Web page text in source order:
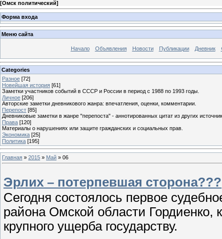
[Омск политический]
Форма входа
Меню сайта
Начало Объявления Новости Публикации Дневник
Categories
Разное [72]
Новейшая история [61]
Заметки участников событий в СССР и России в период с 1988 по 1993 годы.
Личное [206]
Авторские заметки дневникового жанра: впечатления, оценки, комментарии.
Перепост [85]
Дневниковые заметки в жанре "перепоста" - аннотированных цитат из других
Права [120]
Материалы о нарушениях или защите гражданских и социальных прав.
Экономика [25]
Политика [195]
Главная » 2015 » Май » 06
Эрлих – потерпевшая сторона???
Сегодня состоялось первое
района Омской области Гордиенко,
крупного ущерба государству.